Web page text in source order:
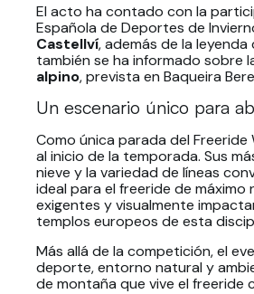
El acto ha contado con la
Española de Deportes de
Castellví, además de la
también se ha informado sobre
alpino, prevista en Baqueira
Un escenario único para
Como única parada del
al inicio de la temporada. Sus
nieve y la variedad de líneas
ideal para el freeride de máximo
exigentes y visualmente
templos europeos de esta
Más allá de la competición, el
deporte, entorno natural y
de montaña que vive el freeride